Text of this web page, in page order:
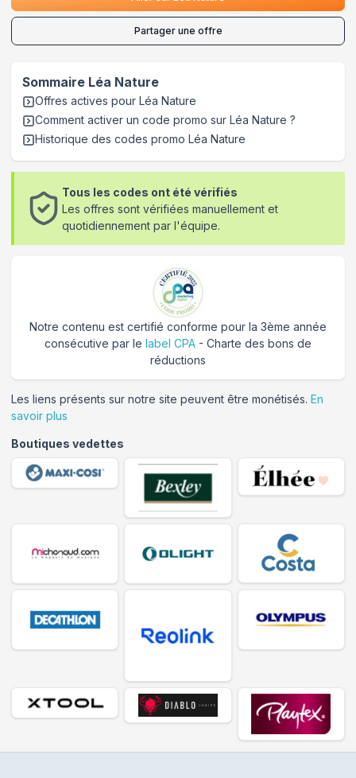
Partager une offre
Sommaire Léa Nature
Offres actives pour Léa Nature
Comment activer un code promo sur Léa Nature ?
Historique des codes promo Léa Nature
Tous les codes ont été vérifiés
Les offres sont vérifiées manuellement et
quotidiennement par l'équipe.
Notre contenu est certifié conforme pour la 3ème année
consécutive par le label CPA - Charte des bons de
réductions
Les liens présents sur notre site peuvent être monétisés. En
savoir plus
Boutiques vedettes